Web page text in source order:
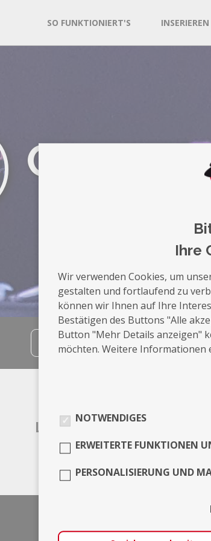
SO FUNKTIONIERT'S INSERIEREN
CAFE
teilen auf die
Leistungen
Ihre
Wir verwenden Cookies, um
gestalten und fortlaufend zu
können wir Ihnen auf Ihre
Bestätigen des Buttons "Alle
Button "Mehr Details anzeigen"
möchten. Weitere
NOTWENDIGES
ERWEITERTE FUNKTIONEN
PERSONALISIERUNG UND